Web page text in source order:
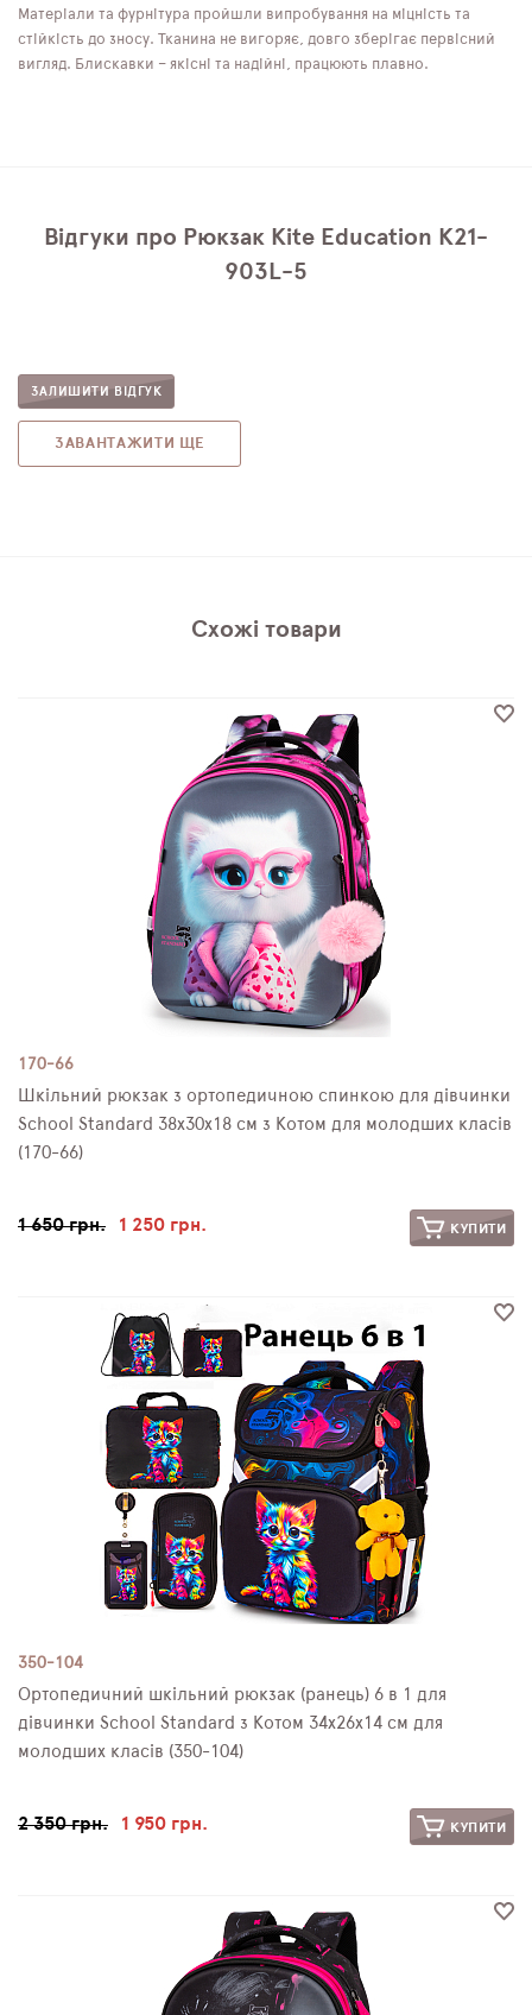
Матеріали та фурнітура пройшли випробування на міцність та
стійкість до зносу. Тканина не вигоряє, довго зберігає первісний
вигляд. Блискавки – якісні та надійні, працюють плавно.
Відгуки про Рюкзак Kite Education K21-
903L-5
ЗАЛИШИТИ ВІДГУК
ЗАВАНТАЖИТИ ЩЕ
Схожі товари
170-66
Шкільний рюкзак з ортопедичною спинкою для дівчинки
School Standard 38х30х18 см з Котом для молодших класів
(170-66)
1 650 грн. 1 250 грн. КУПИТИ
350-104
Ортопедичний шкільний рюкзак (ранець) 6 в 1 для
дівчинки School Standard з Котом 34х26х14 см для
молодших класів (350-104)
2 350 грн. 1 950 грн. КУПИТИ